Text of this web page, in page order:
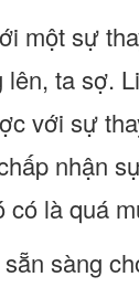
một sự
ta sợ.
với sự
nhận
có là quá
sàng